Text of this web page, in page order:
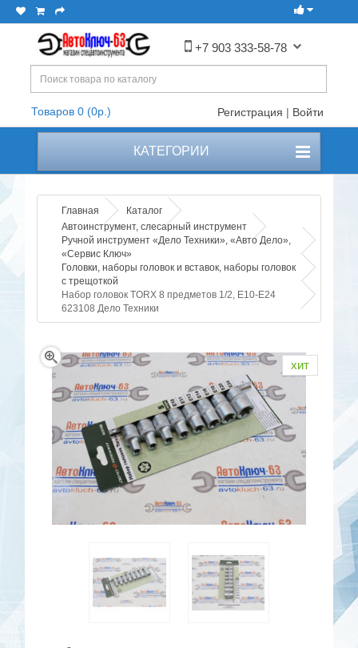
+7 903 333-58-78
Товаров 0 (0р.) Регистрация | Войти
КАТЕГОРИИ
Главная
Каталог
Автоинструмент, слесарный инструмент
Ручной инструмент «Дело Техники», «Авто Дело»,
«Сервис Ключ»
Головки, наборы головок и вставок, наборы головок
с трещоткой
Набор головок TORX 8 предметов 1/2, Е10-Е24
623108 Дело Техники
хит